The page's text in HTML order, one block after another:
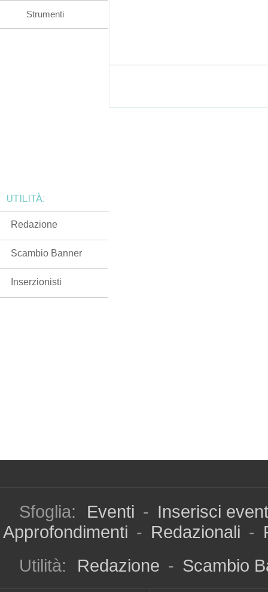
Strumenti
UTILITÀ:
Redazione
Scambio Banner
Inserzionisti
Sfoglia: Eventi - Inserisci
Approfondimenti - Redazionali -
Utilità:
Redazione - Scambio